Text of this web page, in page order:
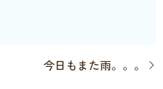
今日もまた雨。。。